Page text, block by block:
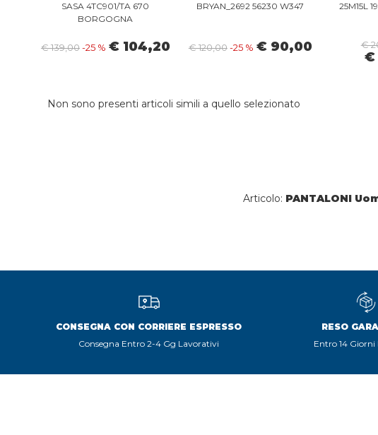
SASA 4TC901/TA 670
BORGOGNA
€ 139,00-25 % € 104,20
BRYAN_2692 56230 W347
€ 120,00-25 % € 90,00
25M15L
€
€
Non sono presenti articoli simili a quello selezionato
Articolo: PANTALONI
CONSEGNA CON CORRIERE ESPRESSO
Consegna Entro 2-4 Gg Lavorativi
RESO
Entro 14